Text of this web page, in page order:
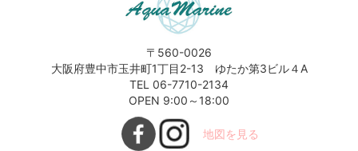
〒560-0026
大阪府豊中市玉井町1丁目2-13 ゆたか第3ビル４A
TEL 06-7710-2134
OPEN 9:00～18:00
地図を見る